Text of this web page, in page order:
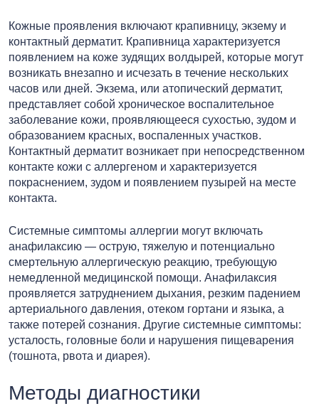
Кожные проявления включают крапивницу, экзему и
контактный дерматит. Крапивница характеризуется
появлением на коже зудящих волдырей, которые могут
возникать внезапно и исчезать в течение нескольких
часов или дней. Экзема, или атопический дерматит,
представляет собой хроническое воспалительное
заболевание кожи, проявляющееся сухостью, зудом и
образованием красных, воспаленных участков.
Контактный дерматит возникает при непосредственном
контакте кожи с аллергеном и характеризуется
покраснением, зудом и появлением пузырей на месте
контакта.
Системные симптомы аллергии могут включать
анафилаксию — острую, тяжелую и потенциально
смертельную аллергическую реакцию, требующую
немедленной медицинской помощи. Анафилаксия
проявляется затруднением дыхания, резким падением
артериального давления, отеком гортани и языка, а
также потерей сознания. Другие системные симптомы:
усталость, головные боли и нарушения пищеварения
(тошнота, рвота и диарея).
Методы диагностики